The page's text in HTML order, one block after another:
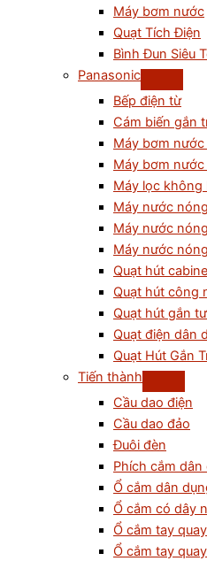
Máy bơm nước
Quạt Tích Điện
Bình Đun Siêu
Panasonic
Bếp điện từ
Cám biến gắn
Máy bơm nước
Máy bơm
Máy lọc không
Máy nước
Máy nước
Máy nước
Quạt hút
Quạt hút công
Quạt hút gắn
Quạt điện dân
Quạt Hút Gắn
Tiến thành
Cầu dao điện
Cầu dao đảo
Đuôi đèn
Phích cắm dân
Ổ cắm dân
Ổ cắm có dây
Ổ cắm tay
Ổ cắm tay